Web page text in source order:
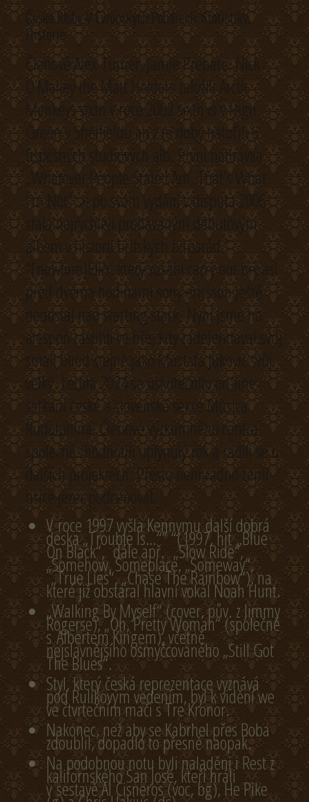
České Kluby V Evropských Pohárech: Statistiky,
Historie
Členové Alex Turner, Jamie Prepare, Nick
O’Malley the Matt Helders založili Arctic
Monkeys sixth v roce 2002 sixth is v High
Green v Sheffieldu an z té doby natočili 6
úspěšných studiových alb. První nahrávka
„Whatever People State I Am, That’s What
I’m Not” se po svém vydání v disputa 2006
stala nejrychleji prodávaným debutovým
albem v historii britských hitparád.”
“[newline]ElkY, který zasáhl carry out hry asi
před dvěma hodinami sony ericsson ještě
nedostal nad starting stack. Nyní jsme ho
alespoň zastihli ve hře, kdy zadefendoval svůj
small blind stejně jako Mustafa Jukovic svůj
velký. Ledna 2024 se uskutečnilo on-line
setkání české a slovenské sekce Musica
Rudolphina. Členové výzkumného centra
společně zhodnotili uplynulý rok a radili se o
dalších projektech. Přesto není radno zemi
tisíce jezer podceňovat.
V roce 1997 vyšla Kennymu další dobrá
deska „Trouble Is…“” “(1997, hit „Blue
On Black“, dále apř. „Slow Ride“,
„Somehow, Someplace, „Someway“,
„True Lies“, „Chase The Rainbow“), na
které již obstaral hlavní vokál Noah Hunt.
„Walking By Myself“ (cover, pův. z Jimmy
Rogerse), „Oh, Pretty Woman“ (společně
s Albertem Kingem), včetně
nejslavnějšího osmyčcovaného „Still Got
The Blues“.
Styl, který česká reprezentace vyznává
pod Rulíkovým vedením, byl k vidění we
ve čtvrtečním mači s Tre Kronor.
Nakonec, než aby se Kabrhel přes Boba
zdoublil, dopadlo to přesně naopak.
Na podobnou notu byli naladěni i Rest z
kalifornského San José, kteří hráli
v sestavě Al Cisneros (voc, bg), He Pike